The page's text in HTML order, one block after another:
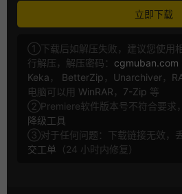
立即下载
①下载后如解压失败，建议您使用
行解压，解压密码： cgmuban.com
Keka ， BetterZip ， Unarchiver，
电脑可以用 WinRAR ， 7-Zip 等
②Premiere软件版本号不符合要求
降级工具
③对于任何问题：下载链接无效，
交工单 （24 小时内修复）